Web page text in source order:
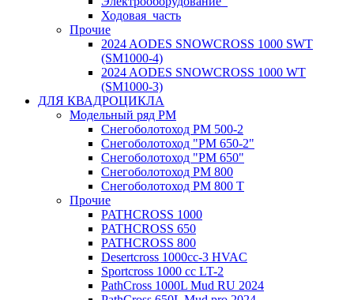
Ходовая_часть
Прочие
2024 AODES SNOWCROSS 1000 SWT
(SM1000-4)
2024 AODES SNOWCROSS 1000 WT
(SM1000-3)
ДЛЯ КВАДРОЦИКЛА
Модельный ряд РМ
Снегоболотоход РМ 500-2
Снегоболотоход "РМ 650-2"
Снегоболотоход "РМ 650"
Снегоболотоход РМ 800
Снегоболотоход РМ 800 Т
Прочие
PATHCROSS 1000
PATHCROSS 650
PATHCROSS 800
Desertcross 1000cc-3 HVAC
Sportcross 1000 cc LT-2
PathCross 1000L Mud RU 2024